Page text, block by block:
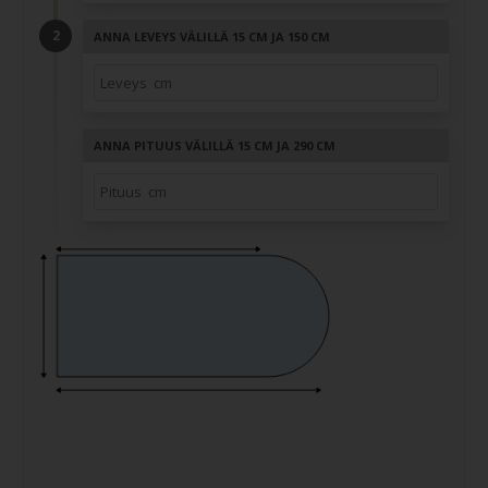
ANNA LEVEYS VÄLILLÄ 15 CM JA 150 CM
ANNA PITUUS VÄLILLÄ 15 CM JA 290 CM